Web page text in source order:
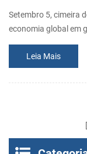
Setembro 5, cimeira
economia global em
somente um
continua a aquecer,
global de
No o ano passado, o
desaceleração,
Leia Mais